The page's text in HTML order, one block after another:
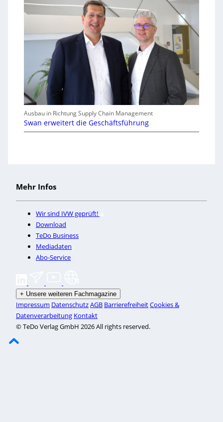
Ausbau in Richtung Supply Chain Management
Swan erweitert die Geschäftsführung
Mehr Infos
Wir sind IVW geprüft!
Download
TeDo Business
Mediadaten
Abo-Service
+ Unsere weiteren Fachmagazine
Impressum DatenschutzAGB BarrierefreiheitCookies &
Datenverarbeitung Kontakt
© TeDo Verlag GmbH 2026 All rights reserved.